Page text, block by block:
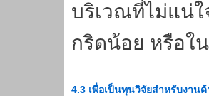
บริเวณที่ไม่แน่
กริดน้อย หรือใ
4.3 เพื่อเป็นทุนวิจัยสำหรับงาน